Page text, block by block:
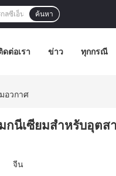
ค้นหา
ดต่อเรา ข่าว ทุกกรณี
อวกาศ
กนีเซียมสำหรับอุตส
จีน